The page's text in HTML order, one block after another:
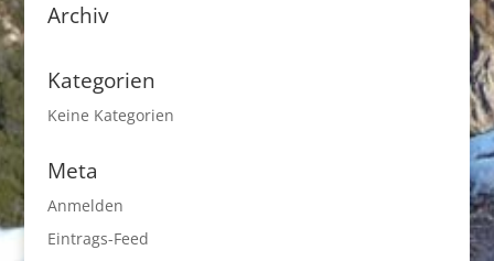
Archiv
Kategorien
Keine Kategorien
Meta
Anmelden
Eintrags-Feed